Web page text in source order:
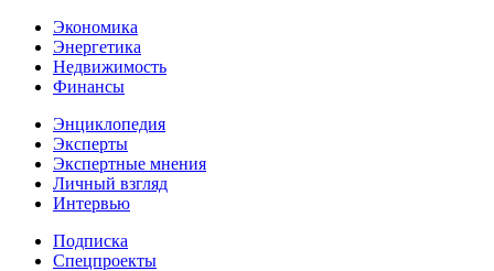
Экономика
Энергетика
Недвижимость
Финансы
Энциклопедия
Эксперты
Экспертные мнения
Личный взгляд
Интервью
Подписка
Спецпроекты